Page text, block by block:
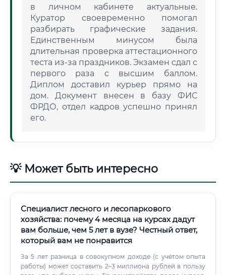
в личном кабинете актуальные.
Куратор своевременно помогал
разбирать графические задания.
Единственным минусом была
длительная проверка аттестационного
теста из-за праздников. Экзамен сдал с
первого раза с высшим баллом.
Диплом доставил курьер прямо на
дом. Документ внесен в базу ФИС
ФРДО, отдел кадров успешно принял
его.
💡 Может быть интересно
Специалист лесного и лесопаркового
хозяйства: почему 4 месяца на курсах дадут
вам больше, чем 5 лет в вузе? Честный ответ,
который вам не понравится
За 5 лет разница в совокупном доходе (с учётом опыта
работы) может составить 2–3 миллиона рублей в пользу